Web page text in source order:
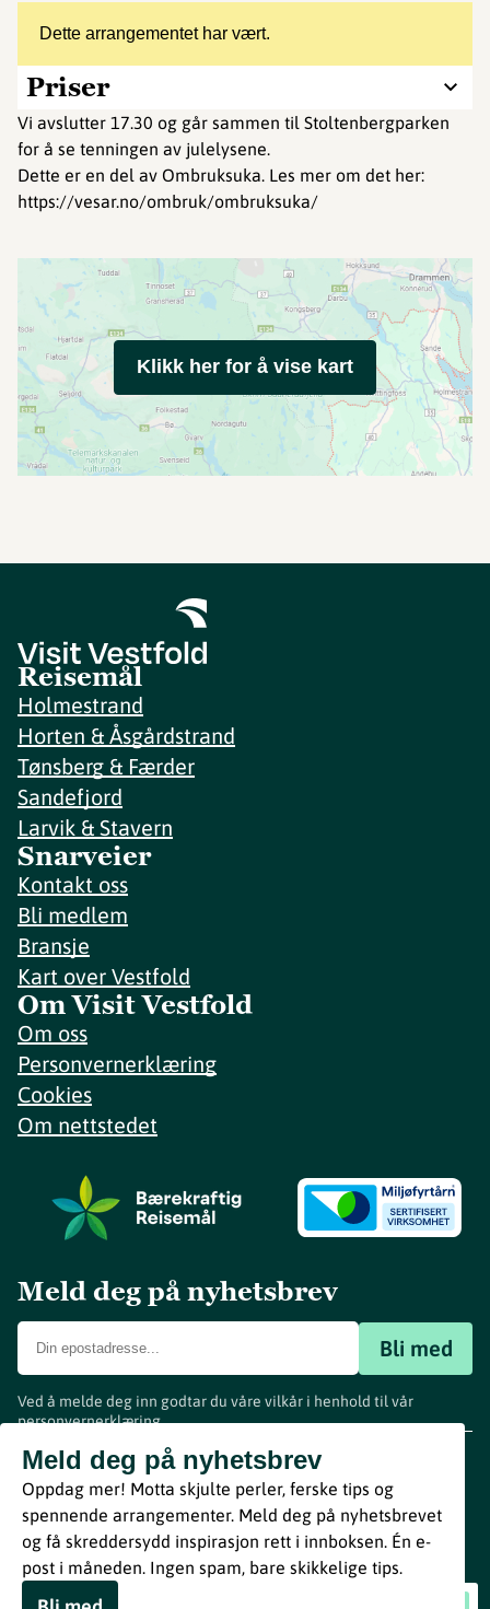
Dette arrangementet har vært.
Priser
Vi avslutter 17.30 og går sammen til Stoltenbergparken
for å se tenningen av julelysene.
Dette er en del av Ombruksuka. Les mer om det her:
https://vesar.no/ombruk/ombruksuka/
Klikk her for å vise kart
Reisemål
Holmestrand
Horten & Åsgårdstrand
Tønsberg & Færder
Sandefjord
Larvik & Stavern
Snarveier
Kontakt oss
Bli medlem
Bransje
Kart over Vestfold
Om Visit Vestfold
Om oss
Personvernerklæring
Cookies
Om nettstedet
Meld deg på nyhetsbrev
Bli med
Ved å melde deg inn godtar du våre vilkår i henhold til vår
personvernerklæring.
Meld deg på nyhetsbrev
Oppdag mer! Motta skjulte perler, ferske tips og
spennende arrangementer. Meld deg på nyhetsbrevet
og få skreddersydd inspirasjon rett i innboksen. Én e-
post i måneden. Ingen spam, bare skikkelige tips.
www.visitvestfold.com
Turistinformasjon
Vestfold Fylkeskommune
ByBreakfast